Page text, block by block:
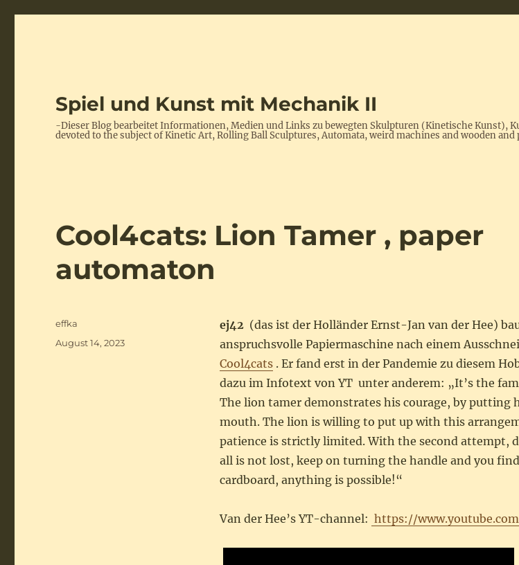
Spiel und Kunst mit Mechanik II
-Dieser Blog bearbeitet Informationen, Medien und Links zu bewegten Skulpturen (Kinetische Kunst),
devoted to the subject of Kinetic Art, Rolling Ball Sculptures, Automata, weird machines and wooden and
Cool4cats: Lion Tamer , paper
automaton
ej42(das ist der Holländer Ernst-Jan van der Hee)
anspruchsvolle Papiermaschine nach einem
Cool4cats. Er fand erst in der Pandemie zu diesem
dazu im Infotext von YT unter anderem: „It’s the
The lion tamer demonstrates his courage, by putting
mouth. The lion is willing to put up with this
patience is strictly limited. With the second attempt,
all is not lost, keep on turning the handle and you
cardboard, anything is possible!“
Van der Hee’s YT-channel: https://
Autor
effka
Veröffentlicht
August 14, 2023